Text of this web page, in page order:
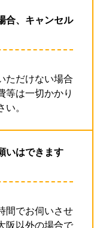
合、キャンセル
ただけない場合
等は一切かかり
。
いはできます
間でお伺いさせ
阪以外の場合で